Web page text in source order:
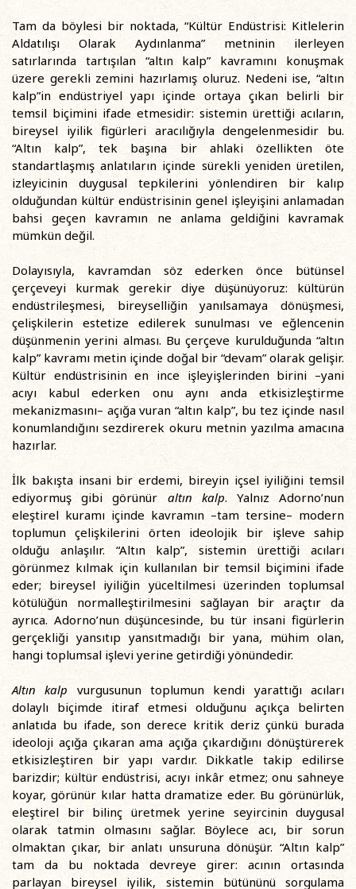
Tam da böylesi bir noktada, “Kültür Endüstrisi: Kitlelerin
Aldatılışı Olarak Aydınlanma” metninin ilerleyen
satırlarında tartışılan “altın kalp” kavramını konuşmak
üzere gerekli zemini hazırlamış oluruz. Nedeni ise, “altın
kalp”in endüstriyel yapı içinde ortaya çıkan belirli bir
temsil biçimini ifade etmesidir: sistemin ürettiği acıların,
bireysel iyilik figürleri aracılığıyla dengelenmesidir bu.
“Altın kalp”, tek başına bir ahlaki özellikten öte
standartlaşmış anlatıların içinde sürekli yeniden üretilen,
izleyicinin duygusal tepkilerini yönlendiren bir kalıp
olduğundan kültür endüstrisinin genel işleyişini anlamadan
bahsi geçen kavramın ne anlama geldiğini kavramak
mümkün değil.
Dolayısıyla, kavramdan söz ederken önce bütünsel
çerçeveyi kurmak gerekir diye düşünüyoruz: kültürün
endüstrileşmesi, bireyselliğin yanılsamaya dönüşmesi,
çelişkilerin estetize edilerek sunulması ve eğlencenin
düşünmenin yerini alması. Bu çerçeve kurulduğunda “altın
kalp” kavramı metin içinde doğal bir “devam” olarak gelişir.
Kültür endüstrisinin en ince işleyişlerinden birini –yani
acıyı kabul ederken onu aynı anda etkisizleştirme
mekanizmasını– açığa vuran “altın kalp”, bu tez içinde nasıl
konumlandığını sezdirerek okuru metnin yazılma amacına
hazırlar.
İlk bakışta insani bir erdemi, bireyin içsel iyiliğini temsil
ediyormuş gibi görünür altın kalp. Yalnız Adorno’nun
eleştirel kuramı içinde kavramın –tam tersine– modern
toplumun çelişkilerini örten ideolojik bir işleve sahip
olduğu anlaşılır. “Altın kalp”, sistemin ürettiği acıları
görünmez kılmak için kullanılan bir temsil biçimini ifade
eder; bireysel iyiliğin yüceltilmesi üzerinden toplumsal
kötülüğün normalleştirilmesini sağlayan bir araçtır da
ayrıca. Adorno’nun düşüncesinde, bu tür insani figürlerin
gerçekliği yansıtıp yansıtmadığı bir yana, mühim olan,
hangi toplumsal işlevi yerine getirdiği yönündedir.
Altın kalp vurgusunun toplumun kendi yarattığı acıları
dolaylı biçimde itiraf etmesi olduğunu açıkça belirten
anlatıda bu ifade, son derece kritik deriz çünkü burada
ideoloji açığa çıkaran ama açığa çıkardığını dönüştürerek
etkisizleştiren bir yapı vardır. Dikkatle takip edilirse
barizdir; kültür endüstrisi, acıyı inkâr etmez; onu sahneye
koyar, görünür kılar hatta dramatize eder. Bu görünürlük,
eleştirel bir bilinç üretmek yerine seyircinin duygusal
olarak tatmin olmasını sağlar. Böylece acı, bir sorun
olmaktan çıkar, bir anlatı unsuruna dönüşür. “Altın kalp”
tam da bu noktada devreye girer: acının ortasında
parlayan bireysel iyilik, sistemin bütününü sorgulama